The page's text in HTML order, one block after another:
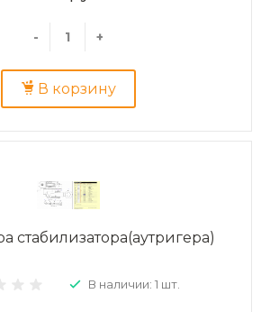
- +
В корзину
стабилизатора(аутригера)
В наличии: 1 шт.